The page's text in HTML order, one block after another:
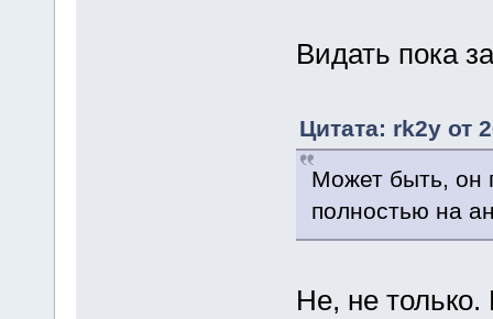
Видать пока
Цитата: rk2y от
Может быть, он
полностью на
Не, не